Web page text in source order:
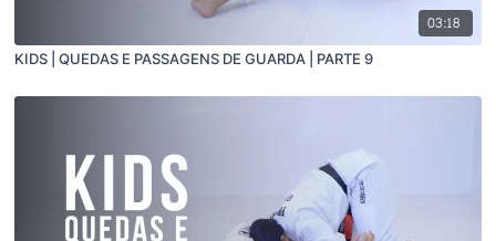
03:18
KIDS | QUEDAS E PASSAGENS DE GUARDA | PARTE 9